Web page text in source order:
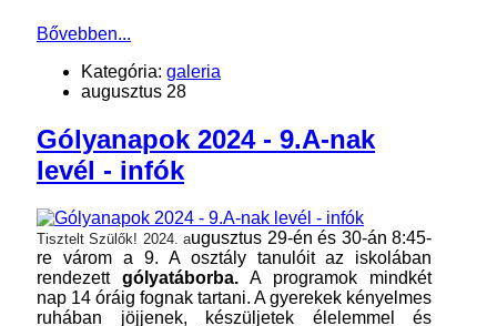
Bővebben...
Kategória: galeria
augusztus 28
Gólyanapok 2024 - 9.A-nak
levél - infók
Tisztelt Szülők! 2024. augusztus 29-én és 30-án 8:45-
re várom a 9. A osztály tanulóit az iskolában
rendezettgólyatáborba. A programok mindkét
nap 14 óráig fognak tartani. A gyerekek kényelmes
ruhában jöjjenek, készüljetek élelemmel és